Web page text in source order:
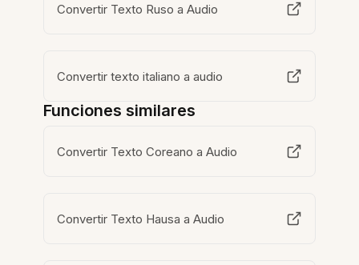
Convertir Texto Ruso a Audio
Convertir texto italiano a audio
Funciones similares
Convertir Texto Coreano a Audio
Convertir Texto Hausa a Audio